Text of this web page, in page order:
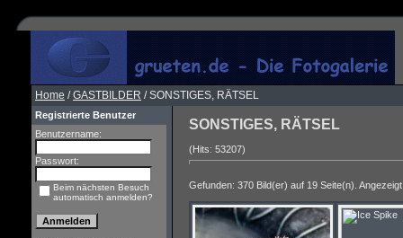
Home /GASTBILDER / SONSTIGES, RÄTSEL
Registrierte Benutzer
Benutzername:
Passwort:
Beim nächsten Besuch
automatisch anmelden?
SONSTIGES, RÄTSEL
(Hits: 53207)
Gefunden: 370 Bild(er) auf 19 Seite(n).